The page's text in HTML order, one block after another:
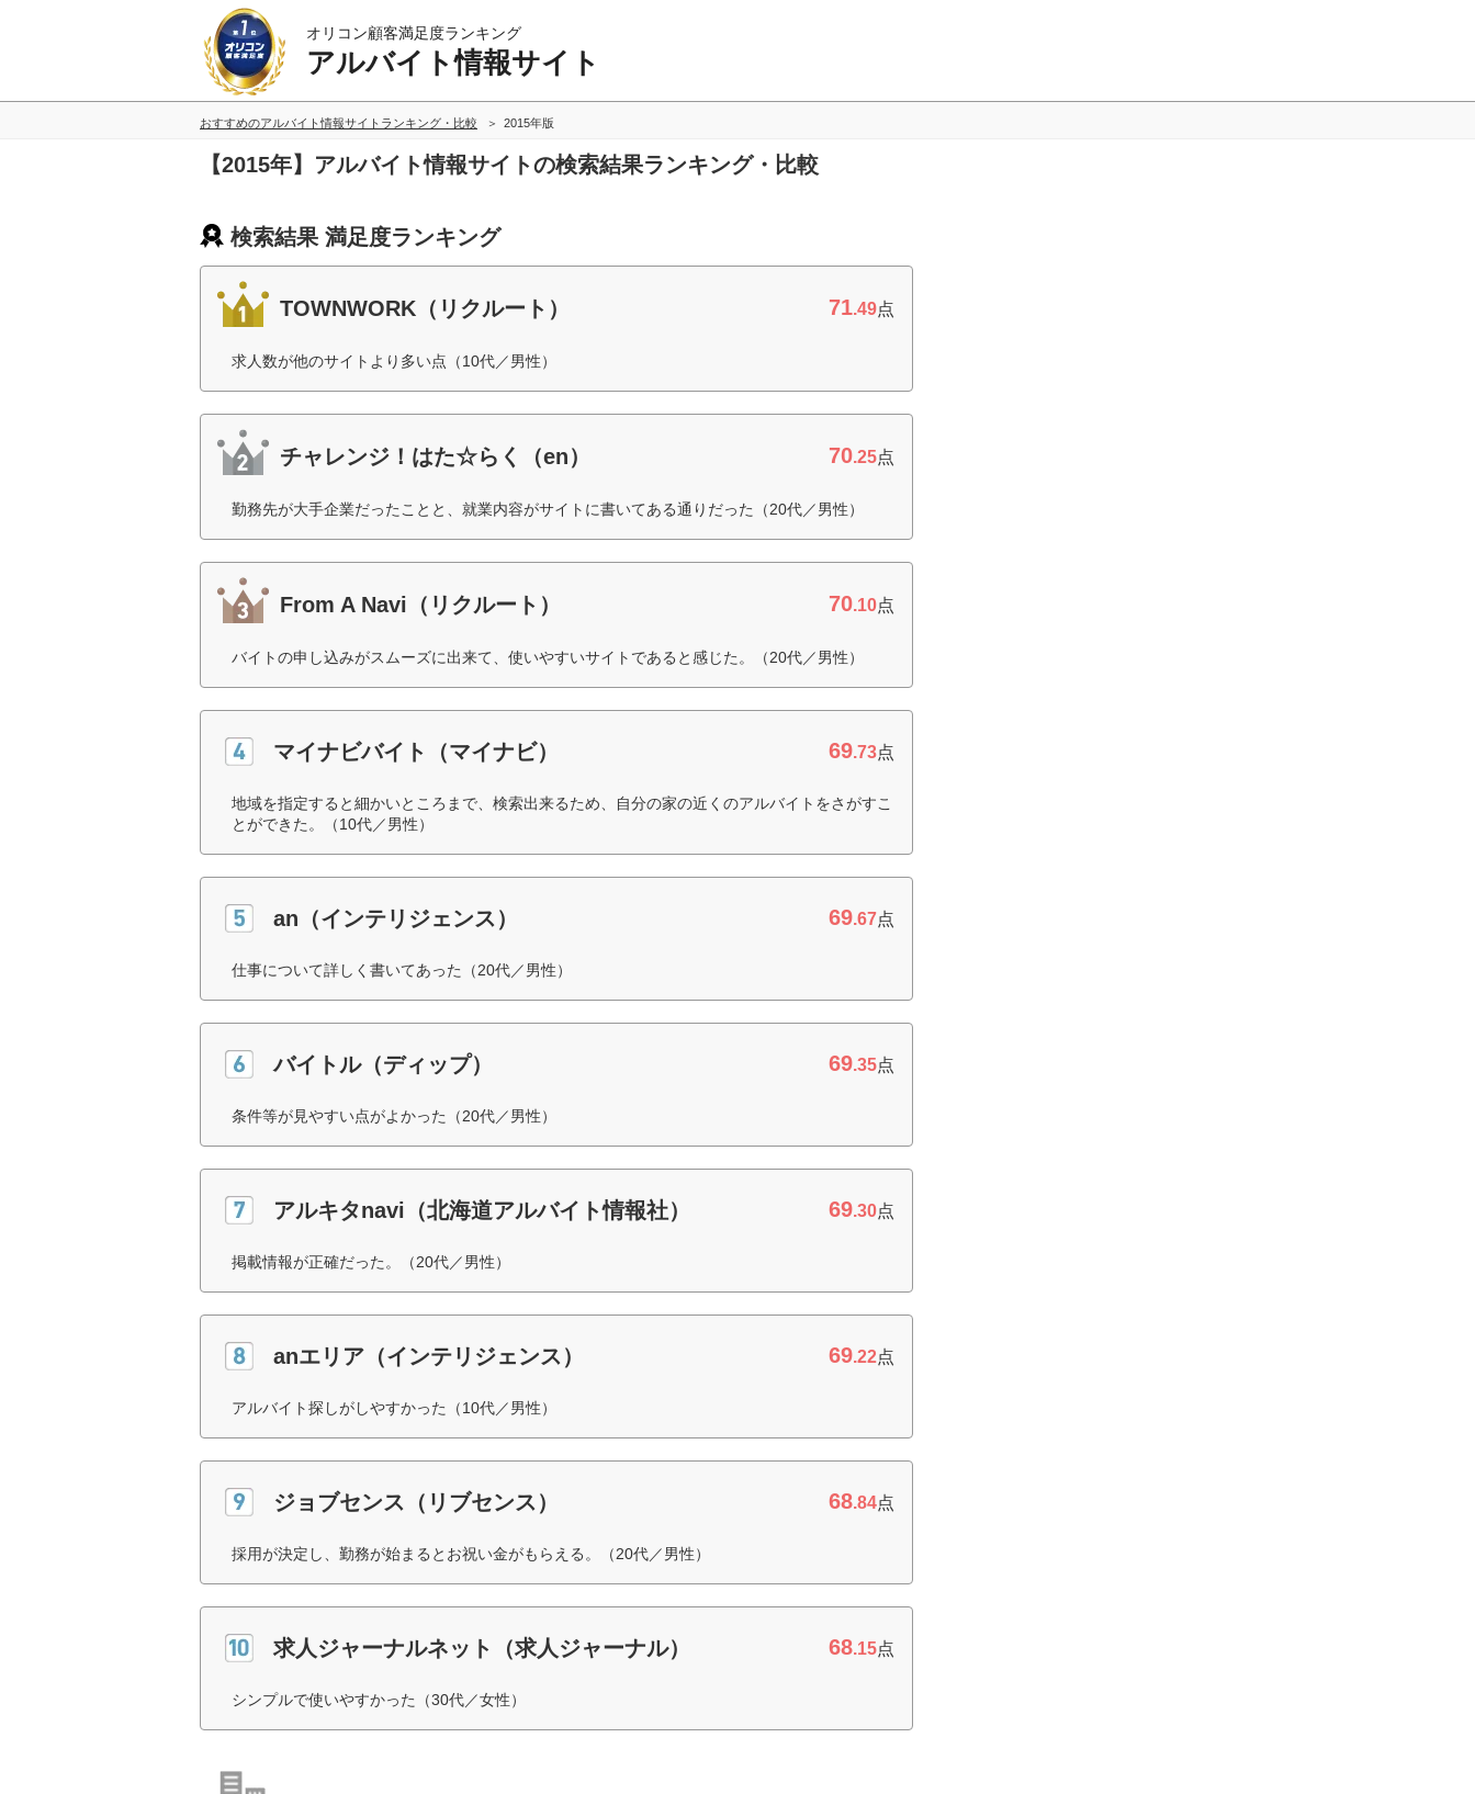
オリコン顧客満足度ランキング
アルバイト情報サイト
おすすめのアルバイト情報サイトランキング・比較 2015年版
【2015年】アルバイト情報サイトの検索結果ランキング・比較
検索結果 満足度ランキング
TOWNWORK（リクルート） 71.49点
求人数が他のサイトより多い点（10代／男性）
チャレンジ！はた☆らく（en） 70.25点
勤務先が大手企業だったことと、就業内容がサイトに書いてある通りだった（20代／男性）
From A Navi（リクルート） 70.10点
バイトの申し込みがスムーズに出来て、使いやすいサイトであると感じた。（20代／男性）
マイナビバイト（マイナビ） 69.73点
地域を指定すると細かいところまで、検索出来るため、自分の家の近くのアルバイトをさがすこ
とができた。（10代／男性）
an（インテリジェンス） 69.67点
仕事について詳しく書いてあった（20代／男性）
バイトル（ディップ） 69.35点
条件等が見やすい点がよかった（20代／男性）
アルキタnavi（北海道アルバイト情報社） 69.30点
掲載情報が正確だった。（20代／男性）
anエリア（インテリジェンス） 69.22点
アルバイト探しがしやすかった（10代／男性）
ジョブセンス（リブセンス） 68.84点
採用が決定し、勤務が始まるとお祝い金がもらえる。（20代／男性）
求人ジャーナルネット（求人ジャーナル） 68.15点
シンプルで使いやすかった（30代／女性）